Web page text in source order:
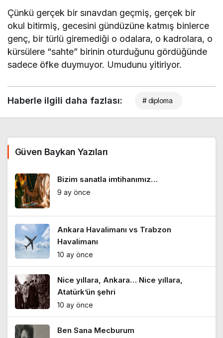
Çünkü gerçek bir sınavdan geçmiş, gerçek bir
okul bitirmiş, gecesini gündüzüne katmış binlerce
genç, bir türlü giremediği o odalara, o kadrolara, o
kürsülere “sahte” birinin oturduğunu gördüğünde
sadece öfke duymuyor. Umudunu yitiriyor.
Haberle ilgili daha fazlası: # diploma
Güven Baykan Yazıları
Bizim sanatla imtihanımız…
9 ay önce
Ankara Havalimanı vs Trabzon
Havalimanı
10 ay önce
Nice yıllara, Ankara… Nice yıllara,
Atatürk’ün şehri
10 ay önce
Ben Sana Mecburum